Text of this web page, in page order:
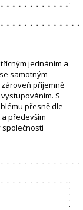
jednáním a
samotným
příjemně
S
přesně dle
především
společnosti